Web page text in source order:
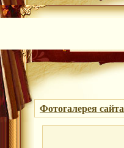
Фотогалерея сайта